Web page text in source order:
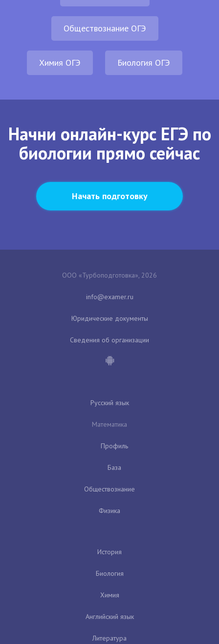
Обществознание ОГЭ
Химия ОГЭ Биология ОГЭ
Начни онлайн-курс ЕГЭ по
биологии прямо сейчас
Начать подготовку
ООО «Турбоподготовка», 2026
Юридические документы
Сведения об организации
Русский язык
Математика
Профиль
База
Обществознание
Физика
История
Биология
Химия
Английский язык
Литература